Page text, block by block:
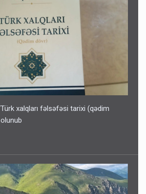
qədər köçürmə edə bilərsiniz -
xalqları fəlsəfəsi tarixi (qədim